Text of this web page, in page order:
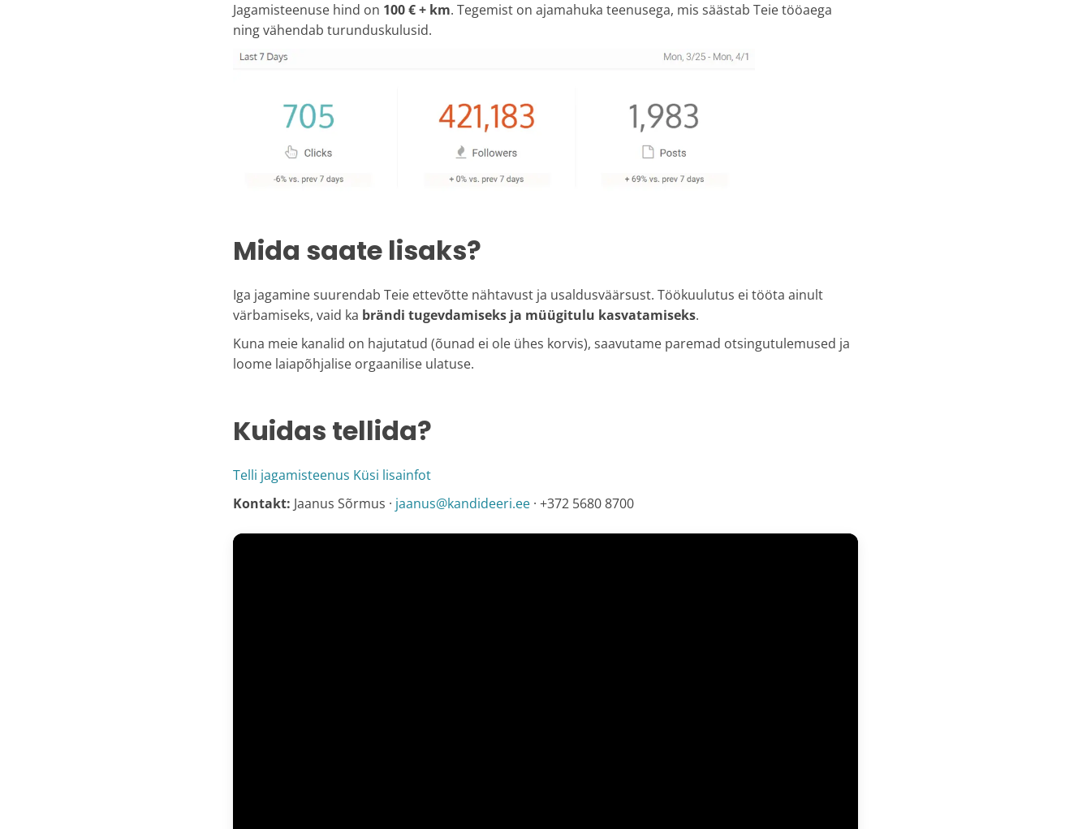
Jagamisteenuse hind on 100 € + km. Tegemist on ajamahuka teenusega, mis säästab Teie tööaega
ning vähendab turunduskulusid.
Mida saate lisaks?
Iga jagamine suurendab Teie ettevõtte nähtavust ja usaldusväärsust. Töökuulutus ei tööta ainult
värbamiseks, vaid ka brändi tugevdamiseks ja müügitulu kasvatamiseks.
Kuna meie kanalid on hajutatud (õunad ei ole ühes korvis), saavutame paremad otsingutulemused ja
loome laiapõhjalise orgaanilise ulatuse.
Kuidas tellida?
Telli jagamisteenus Küsi lisainfot
Kontakt: Jaanus Sõrmus · jaanus@kandideeri.ee · +372 5680 8700